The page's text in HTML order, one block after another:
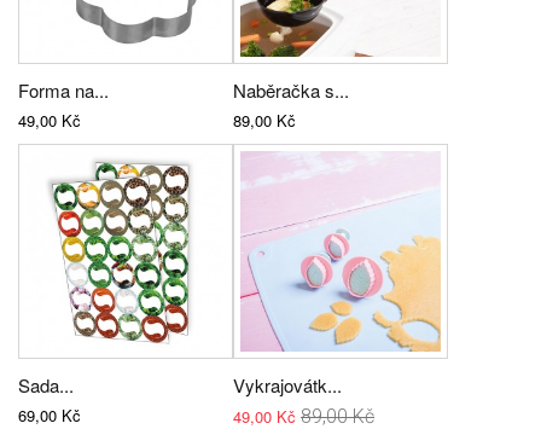
Forma na...
49,00 Kč
Naběračka s...
89,00 Kč
Sada...
69,00 Kč
Vykrajovátk...
49,00 Kč 89,00 Kč